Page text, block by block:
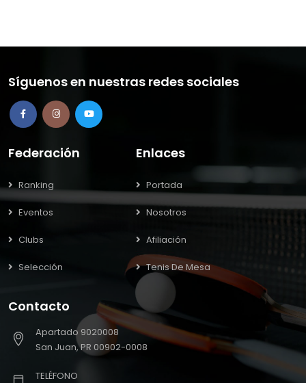
Síguenos en nuestras redes sociales
Federación
Ranking
Eventos
Clubs
Selección
Enlaces
Portada
Nosotros
Afiliación
Tenis De Mesa
Contacto
Apartado 9020008
San Juan, PR 00902-0008
TELÉFONO